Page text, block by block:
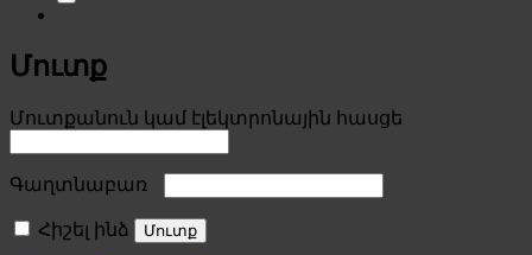
Մուտք
Մուտքանուն կամ էլեկտրոնային հասցե
Գաղտնաբառ
Հիշել ինձ Մուտք